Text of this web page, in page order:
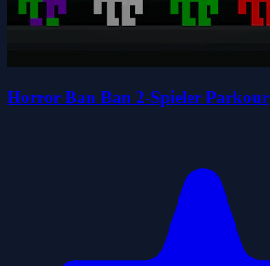
Horror Ban Ban 2-Spieler Parkour